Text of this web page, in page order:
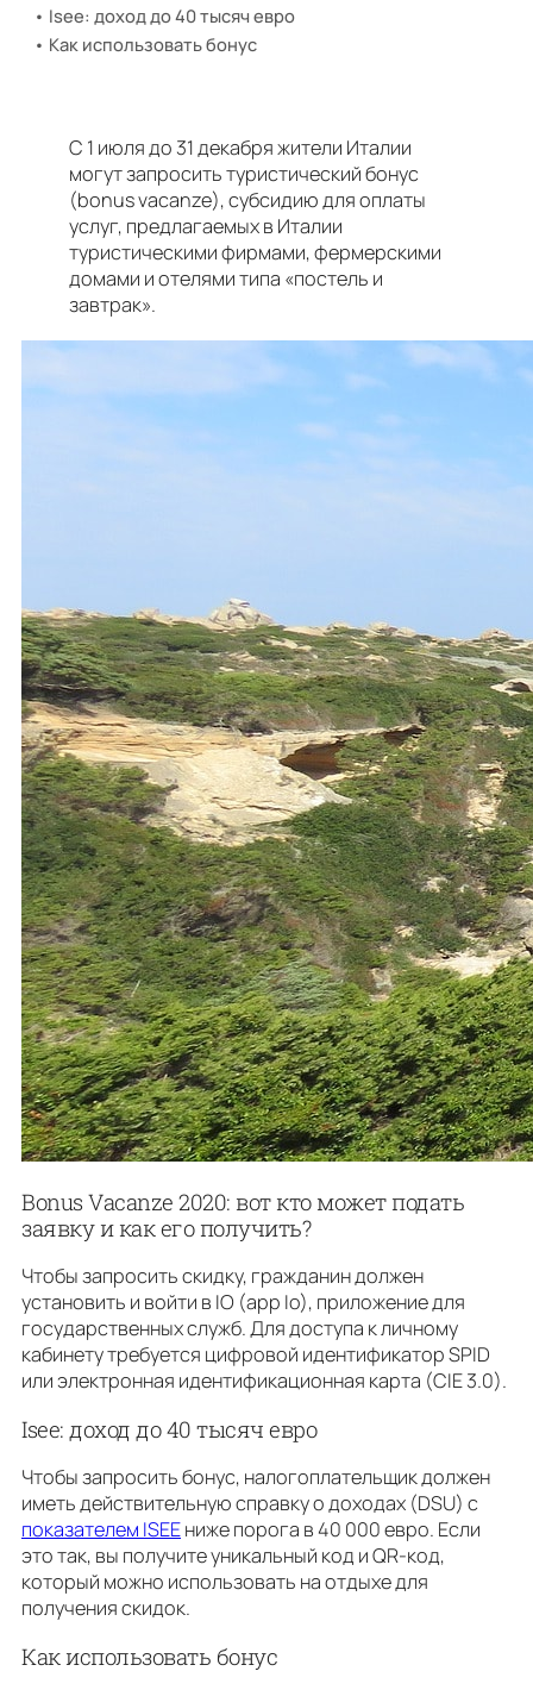
Isee: доход до 40 тысяч евро
Как использовать бонус
С 1 июля до 31 декабря жители Италии
могут запросить туристический бонус
(bonus vacanze), субсидию для оплаты
услуг, предлагаемых в Италии
туристическими фирмами, фермерскими
домами и отелями типа «постель и
завтрак».
Bonus Vacanze 2020: вот кто может подать
заявку и как его получить?
Чтобы запросить скидку, гражданин должен
установить и войти в IO (app Io), приложение для
государственных служб. Для доступа к личному
кабинету требуется цифровой идентификатор SPID
или электронная идентификационная карта (CIE 3.0).
Isee: доход до 40 тысяч евро
Чтобы запросить бонус, налогоплательщик должен
иметь действительную справку о доходах (DSU) с
показателем ISEEниже порога в 40 000 евро. Если
это так, вы получите уникальный код и QR-код,
который можно использовать на отдыхе для
получения скидок.
Как использовать бонус